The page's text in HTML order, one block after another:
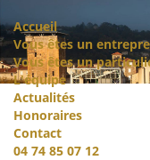
Accueil
Vous êtes un
Vous êtes un
L'équipe
Actualités
Honoraires
Contact
04 74 85 07 12